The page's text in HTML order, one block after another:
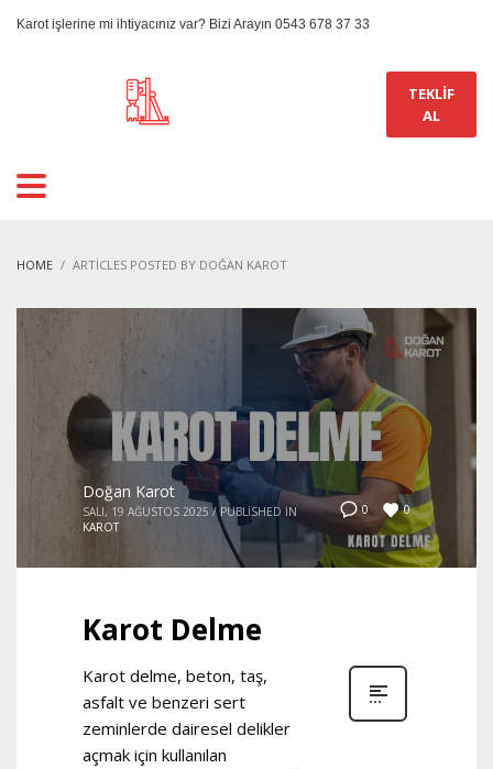
Karot işlerine mi ihtiyacınız var? Bizi Arayın 0543 678 37 33
TEKLİF
AL
HOME ARTICLES POSTED BY DOĞAN KAROT
0 0
Doğan Karot
SALI, 19 AĞUSTOS 2025 / PUBLISHED IN
KAROT
Karot Delme
Karot delme, beton, taş,
asfalt ve benzeri sert
zeminlerde dairesel delikler
açmak için kullanılan